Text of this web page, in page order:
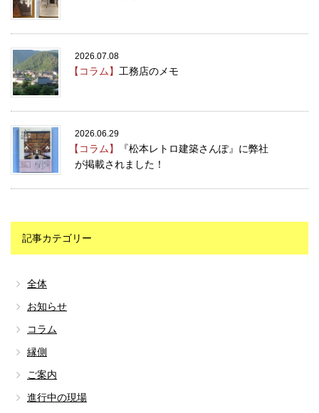
2026.07.08
【コラム】 工務店のメモ
2026.06.29
【コラム】
『松本レトロ建築さんぽ』に弊社
が掲載されました！
記事カテゴリー
全体
お知らせ
コラム
縁側
ご案内
進行中の現場